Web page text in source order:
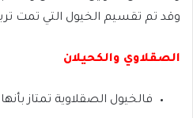
وقد تم تقسيم الخيول التي تمت
الصقلاوي والكحيلان
فالخيول الصقلاوية تمتاز